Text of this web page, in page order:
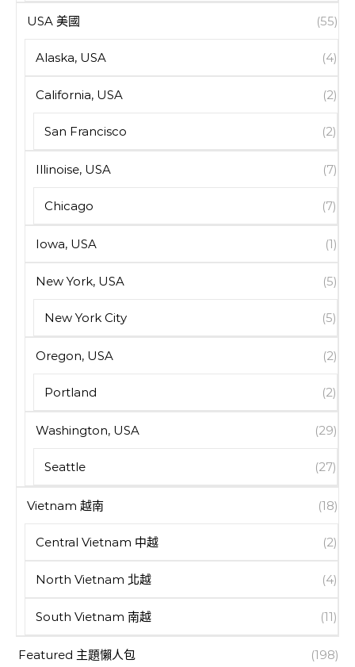
USA 美國 (55)
Alaska, USA (4)
California, USA (2)
San Francisco (2)
Illinoise, USA (7)
Chicago (7)
Iowa, USA (1)
New York, USA (5)
New York City (5)
Oregon, USA (2)
Portland (2)
Washington, USA (29)
Seattle (27)
Vietnam 越南 (18)
Central Vietnam 中越 (2)
North Vietnam 北越 (4)
South Vietnam 南越 (11)
Featured 主題懶人包 (198)